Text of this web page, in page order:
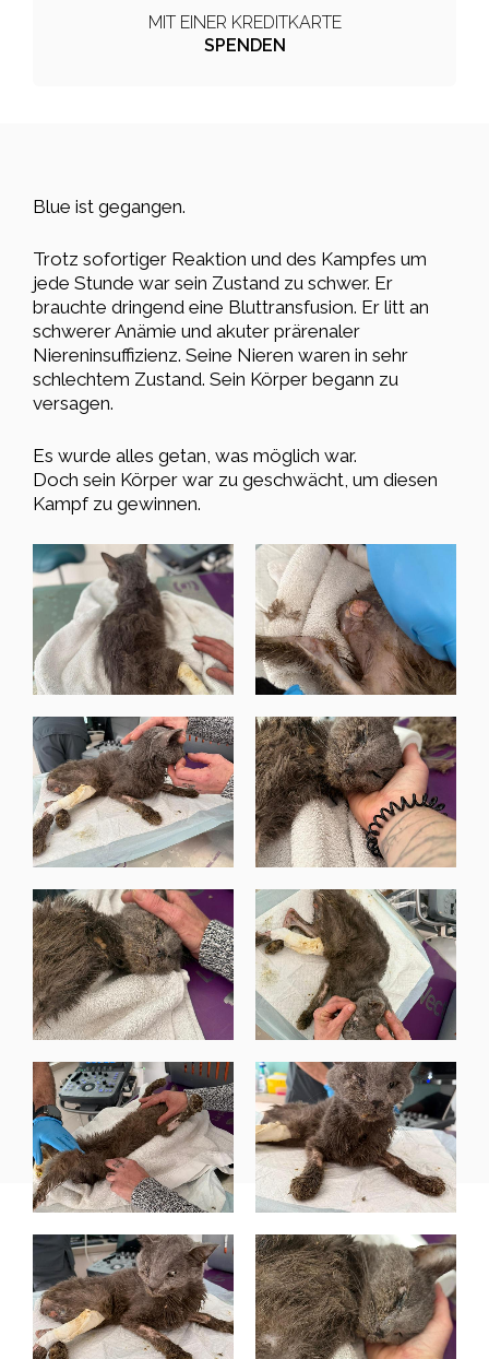
MIT EINER KREDITKARTE
SPENDEN
Blue ist gegangen.
Trotz sofortiger Reaktion und des Kampfes um
jede Stunde war sein Zustand zu schwer. Er
brauchte dringend eine Bluttransfusion. Er litt an
schwerer Anämie und akuter prärenaler
Niereninsuffizienz. Seine Nieren waren in sehr
schlechtem Zustand. Sein Körper begann zu
versagen.
Es wurde alles getan, was möglich war.
Doch sein Körper war zu geschwächt, um diesen
Kampf zu gewinnen.